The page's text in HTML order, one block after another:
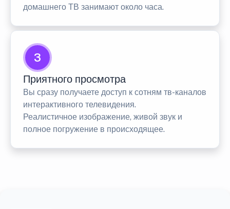
домашнего ТВ занимают около часа.
3
Приятного просмотра
Вы сразу получаете доступ к сотням тв-каналов
интерактивного телевидения.
Реалистичное изображение, живой звук и
полное погружение в происходящее.